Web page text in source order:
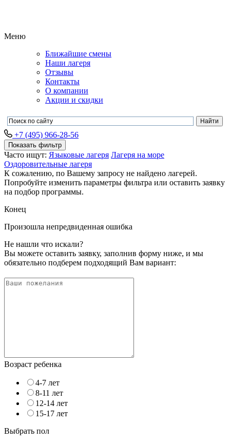
Меню
Ближайшие смены
Наши лагеря
Отзывы
Контакты
О компании
Акции и скидки
+7 (495) 966-28-56
Показать фильтр
Часто ищут: Языковые лагеря Лагеря на море
Оздоровительные лагеря
К сожалению, по Вашему запросу не найдено лагерей.
Попробуйте изменить параметры фильтра или оставить заявку
на подбор программы.
Конец
Произошла непредвиденная ошибка
Не нашли что искали?
Вы можете оставить заявку, заполнив форму ниже, и мы
обязательно подберем подходящий Вам вариант:
Возраст ребенка
4-7 лет
8-11 лет
12-14 лет
15-17 лет
Выбрать пол